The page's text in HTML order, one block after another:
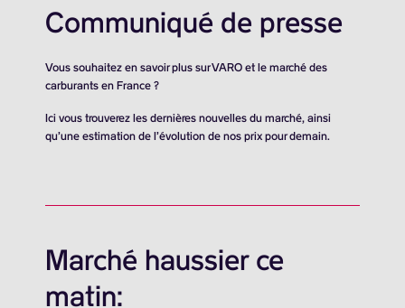
Communiqué de presse
Vous souhaitez en savoir plus sur VARO et le marché des
carburants en France ?
Ici vous trouverez les dernières nouvelles du marché, ainsi
qu’une estimation de l’évolution de nos prix pour demain.
Marché haussier ce
matin: